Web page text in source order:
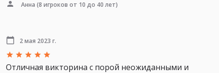
Анна (8 игроков от 10 до 40 лет)
2 мая 2023 г.
Отличная викторина с порой неожиданными и